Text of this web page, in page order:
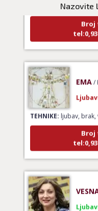
Nazovite
Broj
TEHNIKE:ljubav, brak,
Broj